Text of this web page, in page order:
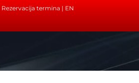
Rezervacija termina | EN